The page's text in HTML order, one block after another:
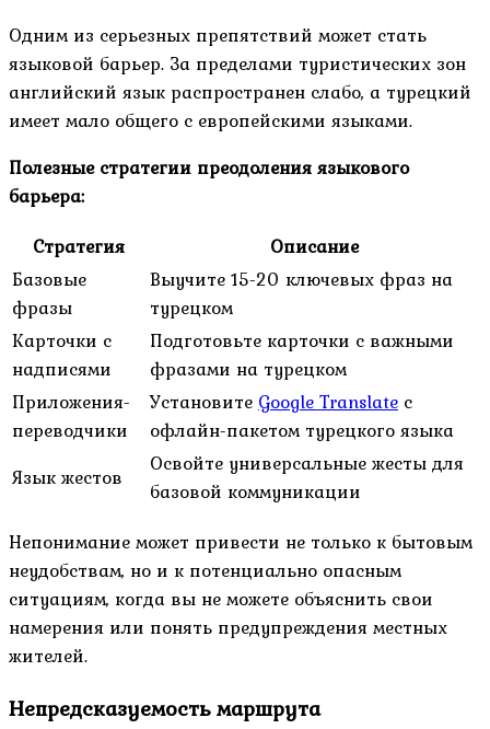
Одним из серьезных препятствий может стать
языковой барьер. За пределами туристических зон
английский язык распространен слабо, а турецкий
имеет мало общего с европейскими языками.
Полезные стратегии преодоления языкового
барьера:
Стратегия
Описание
Базовые
фразы
Выучите 15-20 ключевых фраз на
турецком
Карточки с
надписями
Подготовьте карточки с важными
фразами на турецком
Приложения-
переводчики
Установите Google Translate с
офлайн-пакетом турецкого языка
Язык жестов
Освойте универсальные жесты для
базовой коммуникации
Непонимание может привести не только к бытовым
неудобствам, но и к потенциально опасным
ситуациям, когда вы не можете объяснить свои
намерения или понять предупреждения местных
жителей.
Непредсказуемость маршрута